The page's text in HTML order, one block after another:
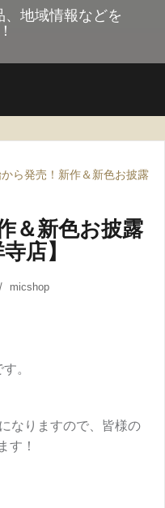
地域情報などを
ら発売！新作＆新色お披露
＆新色お披露
店】
micshop
。
なりますので、皆様の
す！